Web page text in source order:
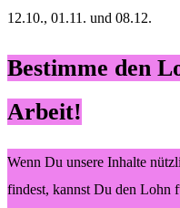
12.10., 01.11. und 08.12.
Bestimme den
Arbeit!
Wenn Du unsere Inhalte
findest, kannst Du den Lohn